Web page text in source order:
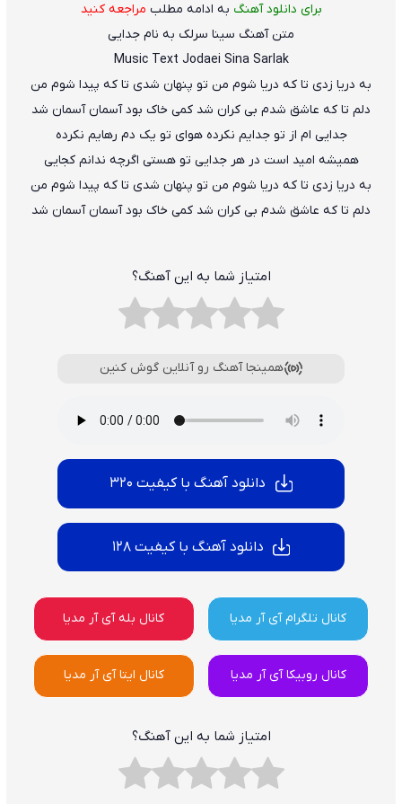
برای دانلود آهنگ به ادامه مطلب مراجعه کنید
متن آهنگ سینا سرلک به نام جدایی
Music Text Jodaei Sina Sarlak
به دریا زدی تا که دریا شوم من تو پنهان شدی تا که پیدا شوم من
دلم تا که عاشق شدم بی کران شد کمی خاک بود آسمان آسمان شد
جدایی ام از تو جدایم نکرده هوای تو یک دم رهایم نکرده
همیشه امید است در هر جدایی تو هستی اگرچه ندانم کجایی
به دریا زدی تا که دریا شوم من تو پنهان شدی تا که پیدا شوم من
دلم تا که عاشق شدم بی کران شد کمی خاک بود آسمان آسمان شد
امتیاز شما به این آهنگ؟
همینجا آهنگ رو آنلاین گوش کنین
دانلود آهنگ با کیفیت 320
دانلود آهنگ با کیفیت 128
کانال تلگرام آی آر مدیا کانال بله آی آر مدیا
کانال روبیکا آی آر مدیا کانال ایتا آی آر مدیا
امتیاز شما به این آهنگ؟